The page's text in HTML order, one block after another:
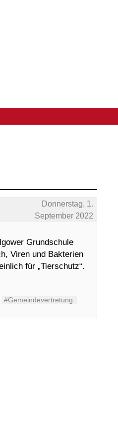
Donnerstag, 1.
September 2022
Grundschule
Viren und Bakterien
für „Tierschutz“.
#Gemeindevertretung